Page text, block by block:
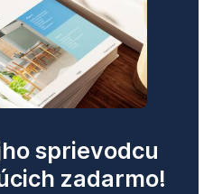
sprievodcu
zadarmo!